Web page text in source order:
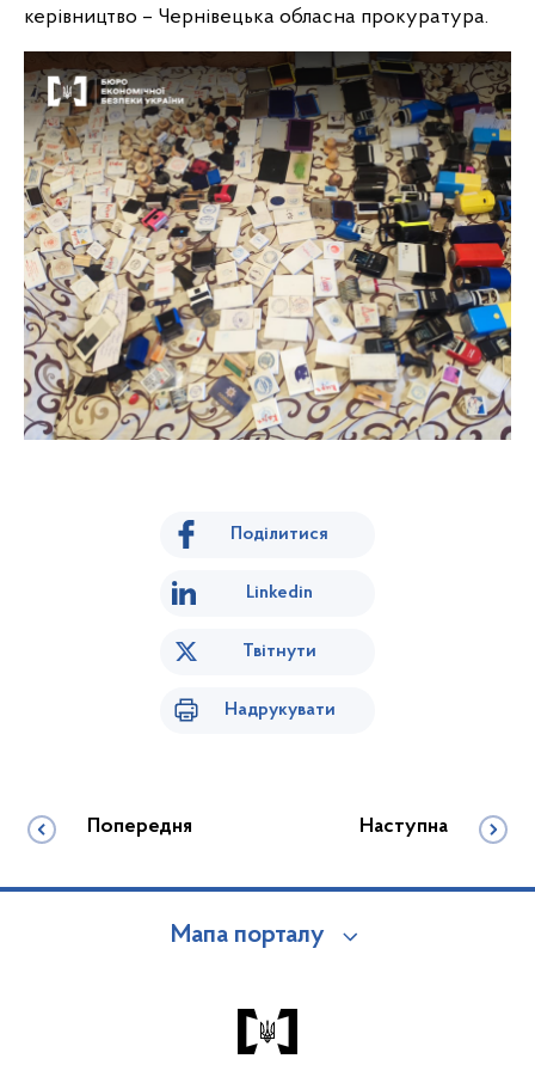
керівництво – Чернівецька обласна прокуратура.
Поділитися
Linkedin
Твітнути
Надрукувати
Попередня Наступна
Мапа порталу